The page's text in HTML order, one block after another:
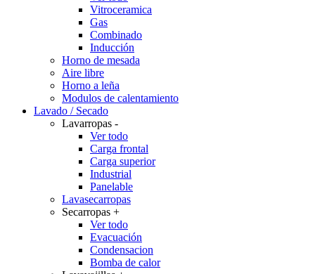
Vitroceramica
Gas
Combinado
Inducción
Horno de mesada
Aire libre
Horno a leña
Modulos de calentamiento
Lavado / Secado
Lavarropas -
Ver todo
Carga frontal
Carga superior
Industrial
Panelable
Lavasecarropas
Secarropas +
Ver todo
Evacuación
Condensacion
Bomba de calor